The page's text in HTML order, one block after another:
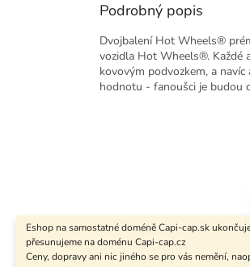
Eshop na samostatné doméně Capi-cap.sk
přesunujeme na doménu Capi-cap.cz
Ceny, dopravy ani nic jiného se pro vás nemění,
Podrobný popis
Dvojbalení Hot Wheels®
vozidla Hot Wheels®. Každé
kovovým podvozkem, a
hodnotu - fanoušci je budou